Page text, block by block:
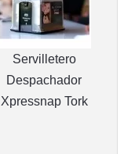
Servilletero
Despachador
Xpressnap Tork